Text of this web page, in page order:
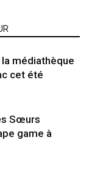
la médiathèque
cet été
Sœurs
game à